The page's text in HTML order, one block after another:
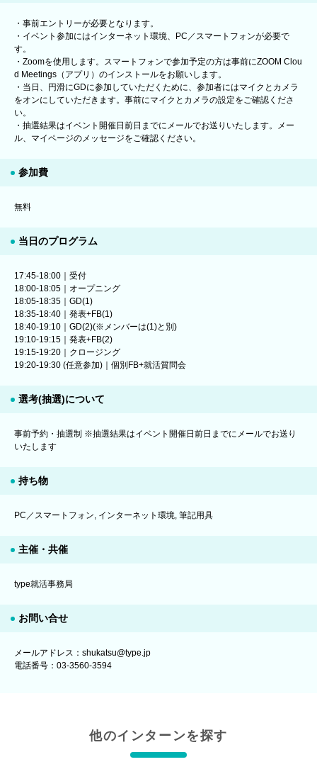
・事前エントリーが必要となります。
・イベント参加にはインターネット環境、PC／スマートフォンが必要で
す。
・Zoomを使用します。スマートフォンで参加予定の方は事前にZOOM Clou
d Meetings（アプリ）のインストールをお願いします。
・当日、円滑にGDに参加していただくために、参加者にはマイクとカメラ
をオンにしていただきます。事前にマイクとカメラの設定をご確認くださ
い。
・抽選結果はイベント開催日前日までにメールでお送りいたします。メー
ル、マイページのメッセージをご確認ください。
参加費
無料
当日のプログラム
17:45-18:00｜受付
18:00-18:05｜オープニング
18:05-18:35｜GD(1)
18:35-18:40｜発表+FB(1)
18:40-19:10｜GD(2)(※メンバーは(1)と別)
19:10-19:15｜発表+FB(2)
19:15-19:20｜クロージング
19:20-19:30 (任意参加)｜個別FB+就活質問会
選考(抽選)について
事前予約・抽選制 ※抽選結果はイベント開催日前日までにメールでお送り
いたします
持ち物
PC／スマートフォン, インターネット環境, 筆記用具
主催・共催
type就活事務局
お問い合せ
メールアドレス：shukatsu@type.jp
電話番号：03-3560-3594
他のインターンを探す